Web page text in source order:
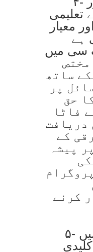
تعلیمی
معیار
ہے
سی میں
حصہ مختص
ساتھ
پر
حق
فاٹا
دریافت
کے
پیشہ
کرنے
۵- اصلاحات کے نفاذ میں